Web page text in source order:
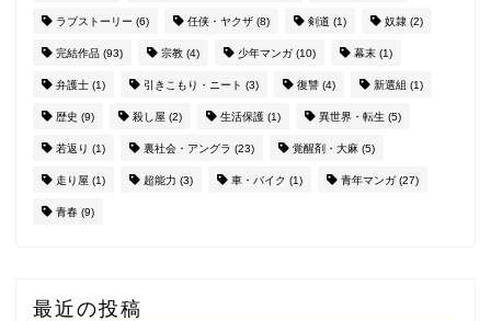
ラブストーリー (6) 任侠・ヤクザ (8) 剣道 (1) 奴隷 (2)
完結作品 (93) 宗教 (4) 少年マンガ (10) 幕末 (1)
弁護士 (1) 引きこもり・ニート (3) 復讐 (4) 新選組 (1)
歴史 (9) 殺し屋 (2) 生活保護 (1) 異世界・転生 (5)
若返り (1) 裏社会・アングラ (23) 覚醒剤・大麻 (5)
走り屋 (1) 超能力 (3) 車・バイク (1) 青年マンガ (27)
青春 (9)
最近の投稿